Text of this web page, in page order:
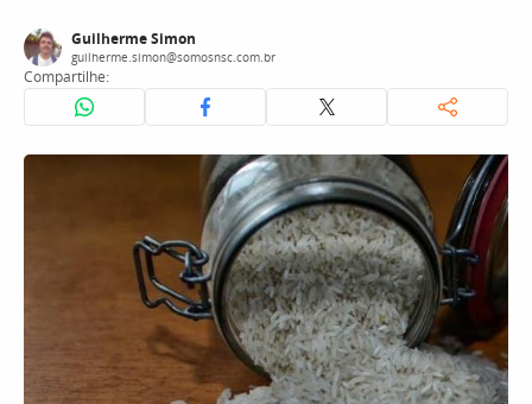
Guilherme Simon
guilherme.simon@somosnsc.com.br
Compartilhe: